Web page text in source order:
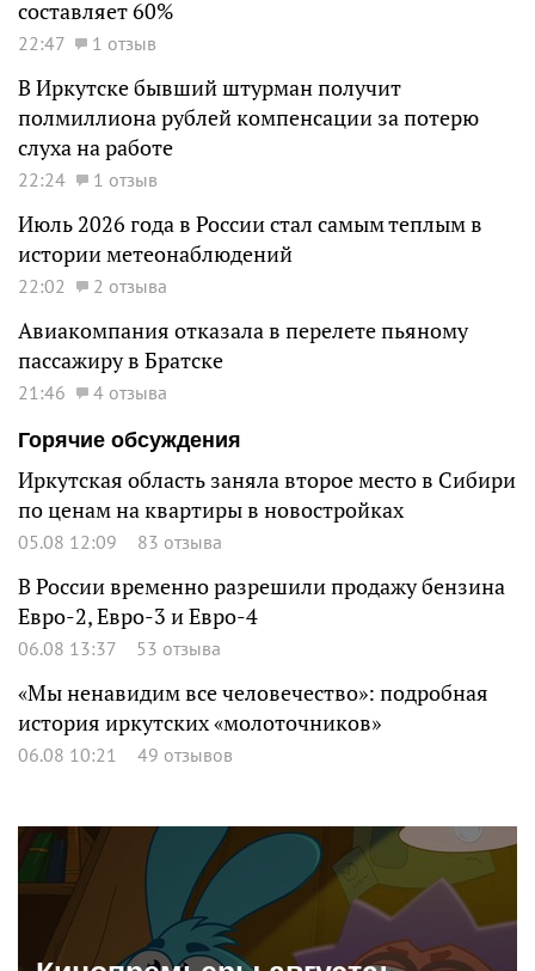
составляет 60%
22:47 1 отзыв
В Иркутске бывший штурман получит
полмиллиона рублей компенсации за потерю
слуха на работе
22:24 1 отзыв
Июль 2026 года в России стал самым теплым в
истории метеонаблюдений
22:02 2 отзыва
Авиакомпания отказала в перелете пьяному
пассажиру в Братске
21:46
4 отзыва
Горячие обсуждения
Иркутская область заняла второе место в Сибири
по ценам на квартиры в новостройках
05.08 12:09 83 отзыва
В России временно разрешили продажу бензина
Евро-2, Евро-3 и Евро-4
06.08 13:37 53 отзыва
«Мы ненавидим все человечество»: подробная
история иркутских «молоточников»
06.08 10:21 49 отзывов